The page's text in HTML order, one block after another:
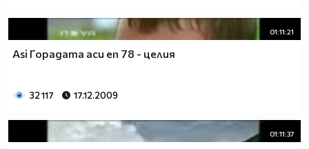
01:11:21
Asi Горадата аси еп 78 - целия
32 117 17.12.2009
01:11:37